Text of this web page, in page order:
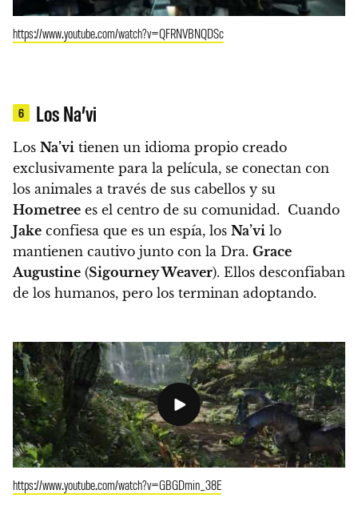
https://www.youtube.com/watch?v=QFRNVBNQDSc
6 Los Na’vi
Los Na’vi tienen un idioma propio creado
exclusivamente para la película, se conectan con
los animales a través de sus cabellos y su
Hometree es el centro de su comunidad. Cuando
Jake confiesa que es un espía, los Na’vi lo
mantienen cautivo junto con la Dra. Grace
Augustine (Sigourney Weaver). Ellos desconfiaban
de los humanos, pero los terminan adoptando.
https://www.youtube.com/watch?v=GBGDmin_38E